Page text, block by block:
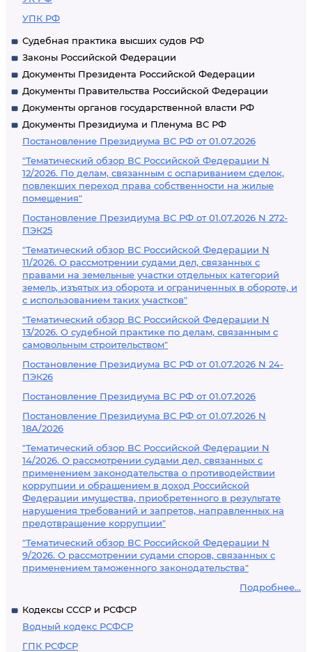
УПК РФ
Судебная практика высших судов РФ
Законы Российской Федерации
Документы Президента Российской Федерации
Документы Правительства Российской Федерации
Документы органов государственной власти РФ
Документы Президиума и Пленума ВС РФ
Постановление Президиума ВС РФ от 01.07.2026
"Тематический обзор ВС Российской Федерации N
12/2026. По делам, связанным с оспариванием сделок,
повлекших переход права собственности на жилые
помещения"
Постановление Президиума ВС РФ от 01.07.2026 N 272-
ПЭК25
"Тематический обзор ВС Российской Федерации N
11/2026. О рассмотрении судами дел, связанных с
правами на земельные участки отдельных категорий
земель, изъятых из оборота и ограниченных в обороте, и
с использованием таких участков"
"Тематический обзор ВС Российской Федерации N
13/2026. О судебной практике по делам, связанным с
самовольным строительством"
Постановление Президиума ВС РФ от 01.07.2026 N 24-
ПЭК26
Постановление Президиума ВС РФ от 01.07.2026
Постановление Президиума ВС РФ от 01.07.2026 N
18А/2026
"Тематический обзор ВС Российской Федерации N
14/2026. О рассмотрении судами дел, связанных с
применением законодательства о противодействии
коррупции и обращением в доход Российской
Федерации имущества, приобретенного в результате
нарушения требований и запретов, направленных на
предотвращение коррупции"
"Тематический обзор ВС Российской Федерации N
9/2026. О рассмотрении судами споров, связанных с
применением таможенного законодательства"
Подробнее...
Кодексы СССР и РСФСР
Водный кодекс РСФСР
ГПК РСФСР